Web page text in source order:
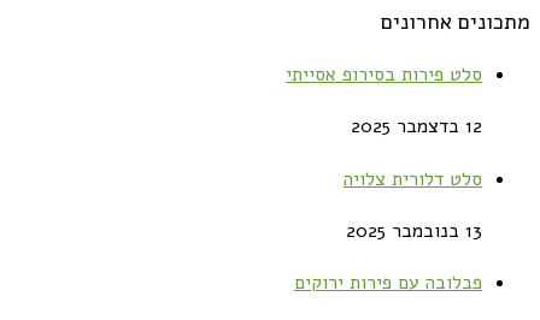
מתכונים אחרונים
סלט פירות בסירופ אסייתי
12 בדצמבר 2025
סלט דלורית צלויה
13 בנובמבר 2025
פבלובה עם פירות ירוקים